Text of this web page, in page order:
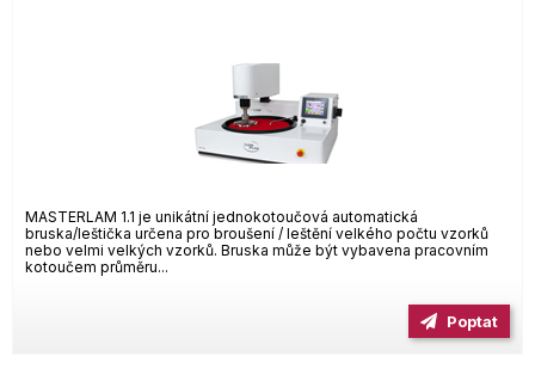
MASTERLAM 1.1 je unikátní jednokotoučová automatická
bruska/leštička určena pro broušení / leštění velkého počtu vzorků
nebo velmi velkých vzorků. Bruska může být vybavena pracovním
kotoučem průměru...
Poptat